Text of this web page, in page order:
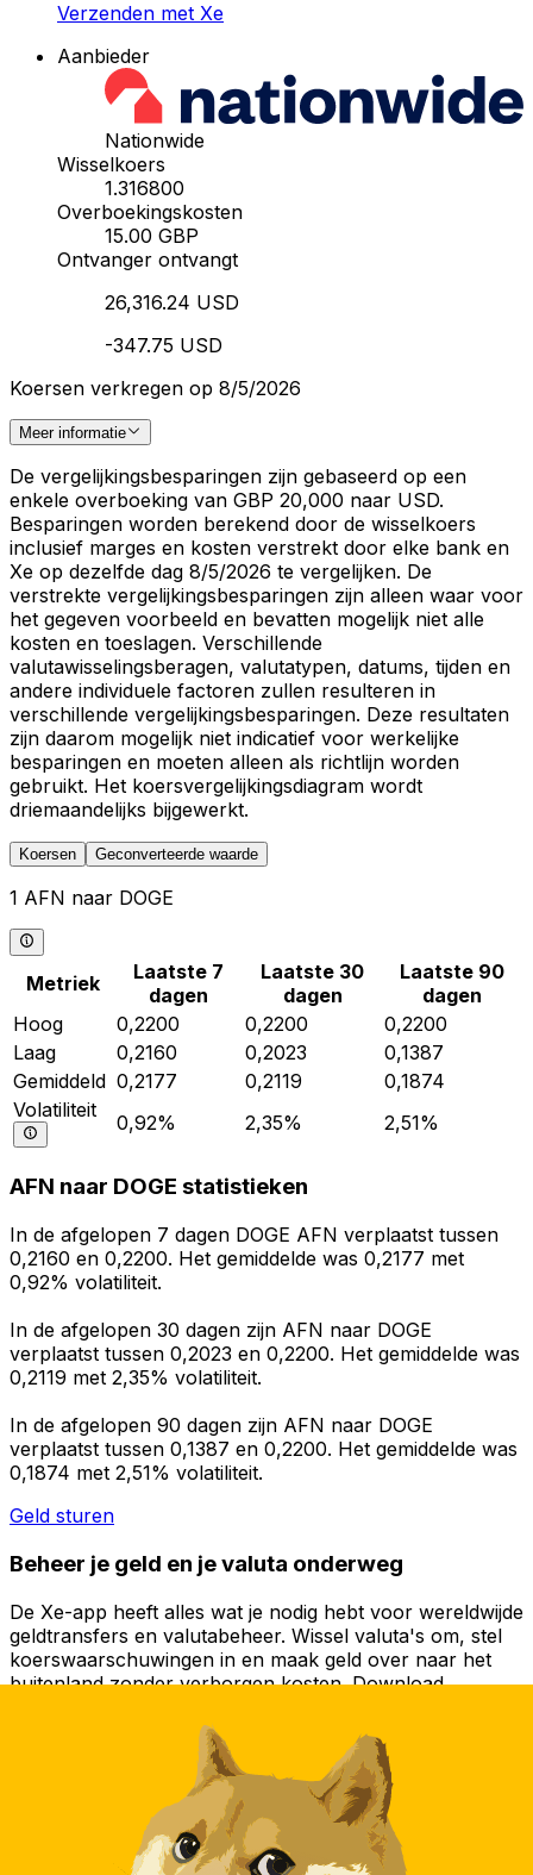
Verzenden met Xe
Aanbieder
Nationwide
Wisselkoers
1.316800
Overboekingskosten
15.00 GBP
Ontvanger ontvangt
26,316.24 USD
-347.75 USD
Koersen verkregen op 8/5/2026
Meer informatie
De vergelijkingsbesparingen zijn gebaseerd op een
enkele overboeking van GBP 20,000 naar USD.
Besparingen worden berekend door de wisselkoers
inclusief marges en kosten verstrekt door elke bank en
Xe op dezelfde dag 8/5/2026 te vergelijken. De
verstrekte vergelijkingsbesparingen zijn alleen waar voor
het gegeven voorbeeld en bevatten mogelijk niet alle
kosten en toeslagen. Verschillende
valutawisselingsberagen, valutatypen, datums, tijden en
andere individuele factoren zullen resulteren in
verschillende vergelijkingsbesparingen. Deze resultaten
zijn daarom mogelijk niet indicatief voor werkelijke
besparingen en moeten alleen als richtlijn worden
gebruikt. Het koersvergelijkingsdiagram wordt
driemaandelijks bijgewerkt.
Koersen Geconverteerde waarde
1 AFN naar DOGE
Metriek
Laatste 7
dagen
Laatste 30
dagen
Laatste 90
dagen
Hoog
0,2200 0,2200
0,2200
Laag
0,2160 0,2023
0,1387
Gemiddeld 0,2177 0,2119
0,1874
Volatiliteit
0,92% 2,35% 2,51%
AFN naar DOGE statistieken
In de afgelopen 7 dagen DOGE AFN verplaatst tussen
0,2160 en 0,2200. Het gemiddelde was 0,2177 met
0,92% volatiliteit.
In de afgelopen 30 dagen zijn AFN naar DOGE
verplaatst tussen 0,2023 en 0,2200. Het gemiddelde was
0,2119 met 2,35% volatiliteit.
In de afgelopen 90 dagen zijn AFN naar DOGE
verplaatst tussen 0,1387 en 0,2200. Het gemiddelde was
0,1874 met 2,51% volatiliteit.
Geld sturen
Beheer je geld en je valuta onderweg
De Xe-app heeft alles wat je nodig hebt voor wereldwijde
geldtransfers en valutabeheer. Wissel valuta's om, stel
koerswaarschuwingen in en maak geld over naar het
buitenland zonder verborgen kosten. Download